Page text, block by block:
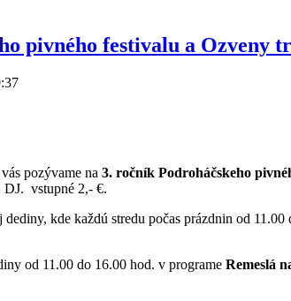
pivného festivalu a Ozveny
pozývame na 3. ročník Podroháčskeho
DJ. vstupné 2,- €.
kde každú stredu počas prázdnin od
od 11.00 do 16.00 hod. v programe Remeslá